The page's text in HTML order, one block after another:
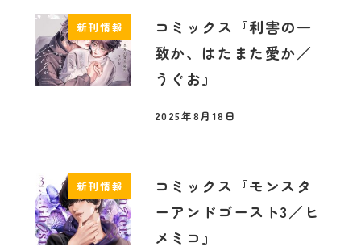
新刊情報
コミックス『利害の一
致か、はたまた愛か／
うぐお』
2025年8月18日
新刊情報
コミックス『モンスタ
ーアンドゴースト3／ヒ
メミコ』